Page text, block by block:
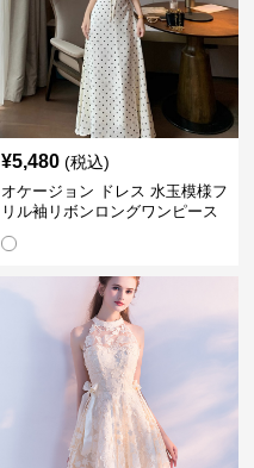
¥5,480 (税込)
オケージョン ドレス 水玉模様フ
リル袖リボンロングワンピース